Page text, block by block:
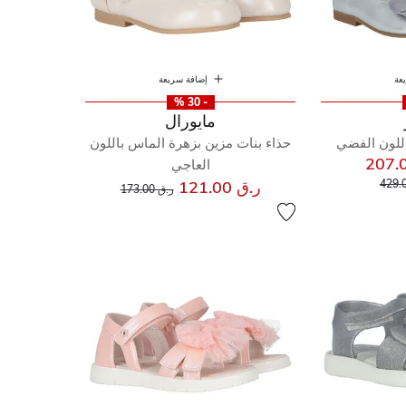
الفضي
من
إلى
إضافة سريعة
- 30 %
مايورال
حذاء بنات مزين بزهرة الماس باللون
العاجي
ر.ق 121.00 سعر مخفض من
ر.ق 173.00